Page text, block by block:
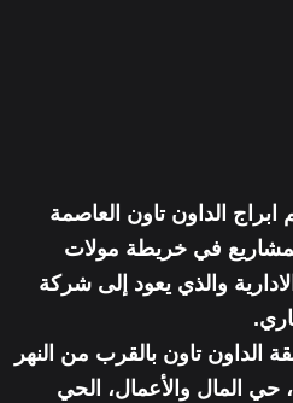
ابراج الداون تاون العاصمة
في خريطة مولات
والذي يعود إلى شركة
الداون تاون بالقرب من النهر
حي المال والأعمال، الحي